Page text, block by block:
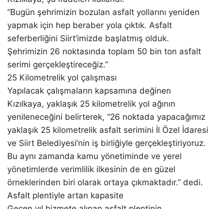
“Bugün şehrimizin bozulan asfalt yollarını yeniden
yapmak için hep beraber yola çıktık. Asfalt
seferberliğini Siirt’imizde başlatmış olduk.
Şehrimizin 26 noktasında toplam 50 bin ton asfalt
serimi gerçekleştireceğiz.”
25 Kilometrelik yol çalışması
Yapılacak çalışmaların kapsamına değinen
Kızılkaya, yaklaşık 25 kilometrelik yol ağının
yenileneceğini belirterek, “26 noktada yapacağımız
yaklaşık 25 kilometrelik asfalt serimini İl Özel İdaresi
ve Siirt Belediyesi’nin iş birliğiyle gerçekleştiriyoruz.
Bu aynı zamanda kamu yönetiminde ve yerel
yönetimlerde verimlilik ilkesinin de en güzel
örneklerinden biri olarak ortaya çıkmaktadır.” dedi.
Asfalt plentiyle artan kapasite